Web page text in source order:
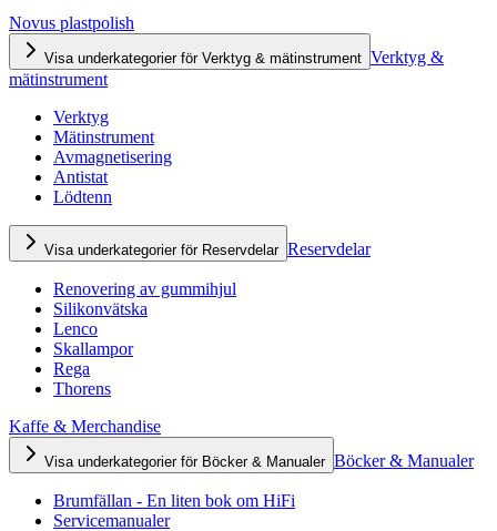
Novus plastpolish
Visa underkategorier för Verktyg & mätinstrument Verktyg &
mätinstrument
Verktyg
Mätinstrument
Avmagnetisering
Antistat
Lödtenn
Visa underkategorier för Reservdelar Reservdelar
Renovering av gummihjul
Silikonvätska
Lenco
Skallampor
Rega
Thorens
Kaffe & Merchandise
Visa underkategorier för Böcker & Manualer Böcker & Manualer
Brumfällan - En liten bok om HiFi
Servicemanualer